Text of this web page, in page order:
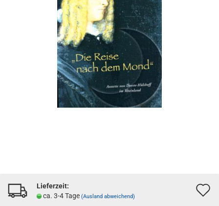
Lieferzeit:
ca. 3-4 Tage (Ausland abweichend)